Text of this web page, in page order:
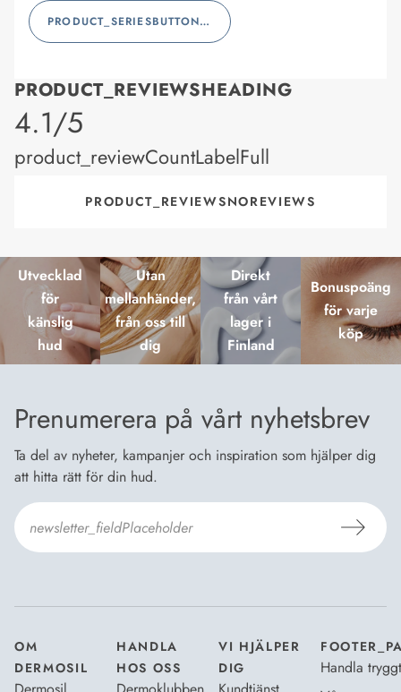
PRODUCT_SERIESBUTTONLABEL
PRODUCT_REVIEWSHEADING
product_rating
4.1/5
product_reviewCountLabelFull
PRODUCT_REVIEWSNOREVIEWS
Utvecklad
för
känslig
hud
Utan
mellanhänder,
från oss till
dig
Direkt
från vårt
lager i
Finland
Bonuspoäng
för varje
köp
Prenumerera på vårt nyhetsbrev
Ta del av nyheter, kampanjer och inspiration som hjälper dig
att hitta rätt för din hud.
OM
DERMOSIL
HANDLA
HOS OSS
VI HJÄLPER
DIG
Handla tryggt